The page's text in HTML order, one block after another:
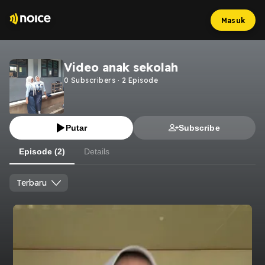
Masuk
Video anak sekolah
0 Subscribers · 2 Episode
Putar Subscribe
Episode (2) Details
Terbaru